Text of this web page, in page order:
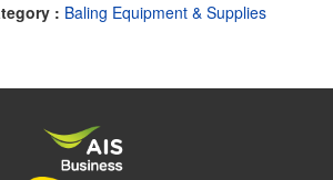
: Baling Equipment & Supplies